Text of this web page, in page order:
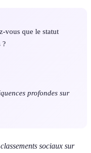
vous que le statut
?
profondes sur
sociaux sur